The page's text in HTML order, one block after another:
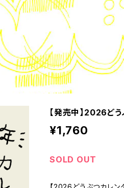
【発売中】2026ど
¥1,760
SOLD OUT